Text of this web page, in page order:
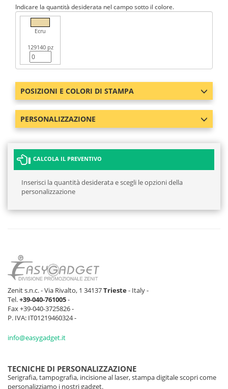
Indicare la quantità desiderata nel campo sotto il colore.
Ecru
129140 pz
POSIZIONI E COLORI DI STAMPA
PERSONALIZZAZIONE
CALCOLA IL PREVENTIVO
Inserisci la quantità desiderata e scegli le opzioni della
personalizzazione
Zenit s.n.c. - Via Rivalto, 1 34137Trieste- Italy -
Tel.+39-040-761005-
Fax +39-040-3725826 -
P. IVA: IT01219460324 -
info@easygadget.it
TECNICHE DI PERSONALIZZAZIONE
Serigrafia, tampografia, incisione al laser, stampa digitale scopri come
personalizziamo i nostri gadget.